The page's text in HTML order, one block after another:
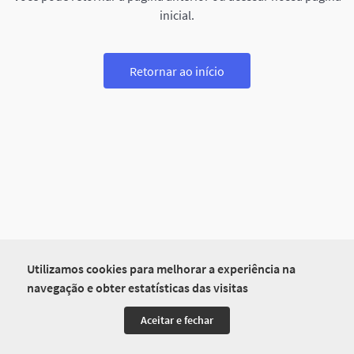
Utilizamos cookies para melhorar a experiência na
navegação e obter estatísticas das visitas
Aceitar e fechar
inicial.
Retornar ao início